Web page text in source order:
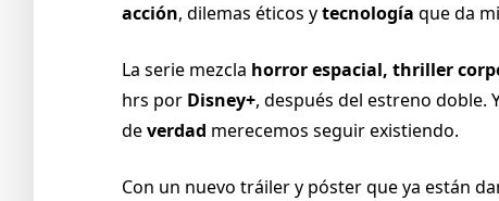
acción, dilemas éticos ytecnología que da
La serie mezcla horror espacial, thriller
hrs por Disney+, después del estreno doble.
deverdad merecemos seguir existiendo.
Con un nuevo tráiler y póster que ya están